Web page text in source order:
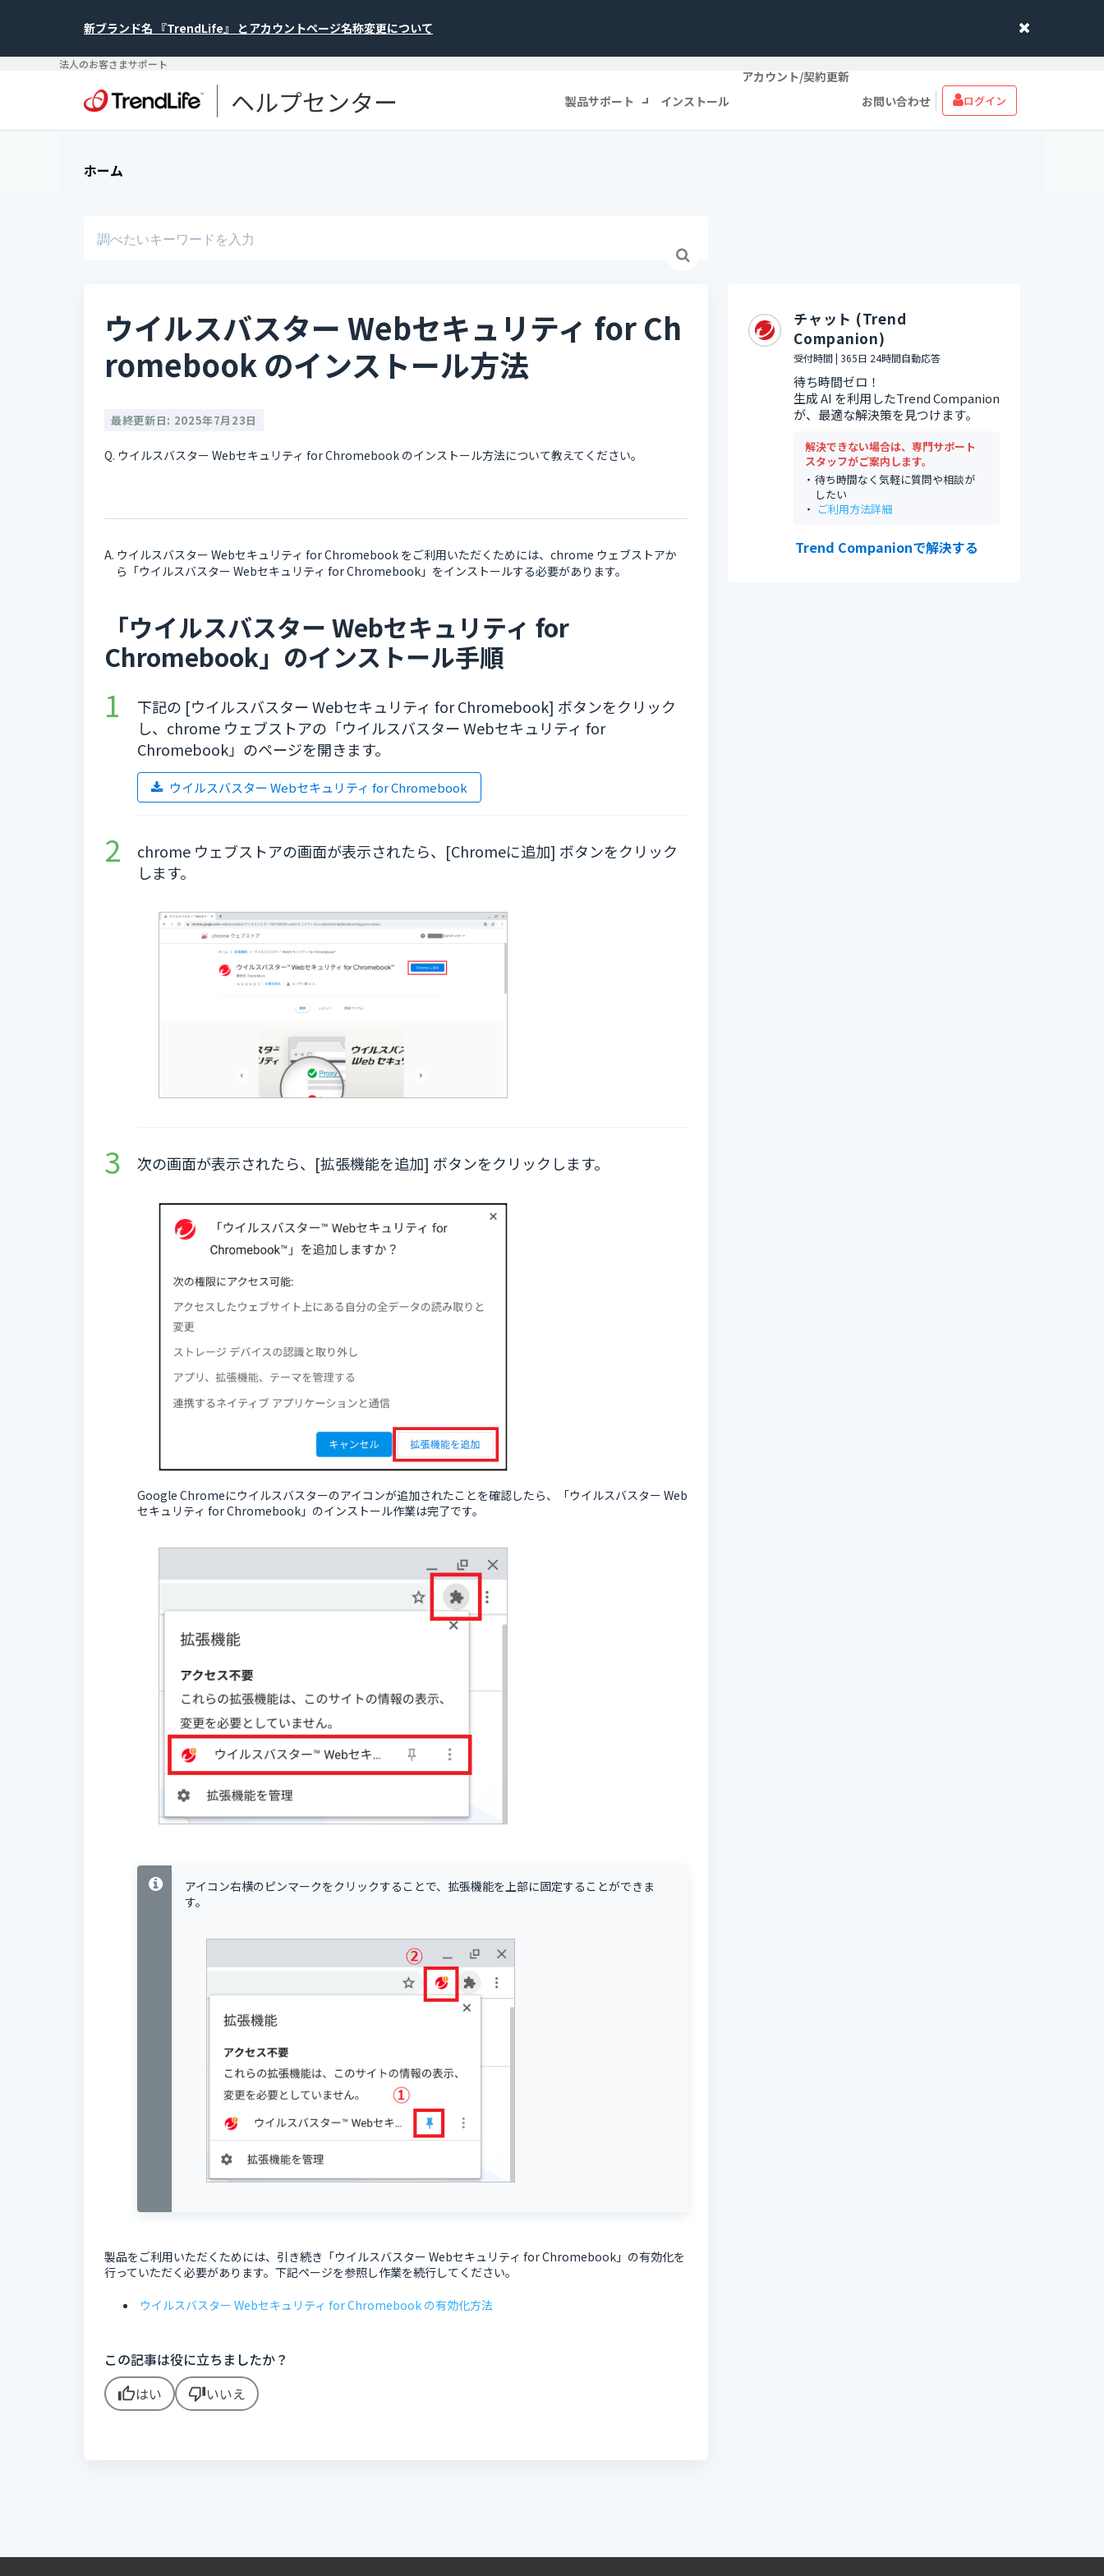
新ブランド名 『TrendLife』 とアカウントページ名称変更について
法人のお客さまサポート
ヘルプセンター 製品サポート インストール
アカウント/契約更新
お問い合わせ
ログイン
ホーム
ウイルスバスター Webセキュリティ for Ch
romebook のインストール方法
最終更新日: 2025年7月23日
Q. ウイルスバスター Webセキュリティ for Chromebook のインストール方法について教えてください。
A. ウイルスバスター Webセキュリティ for Chromebook をご利用いただくためには、chrome ウェブストアか
ら「ウイルスバスター Webセキュリティ for Chromebook」をインストールする必要があります。
「ウイルスバスター Webセキュリティ for
Chromebook」のインストール手順
下記の [ウイルスバスター Webセキュリティ for Chromebook] ボタンをクリック
し、chrome ウェブストアの「ウイルスバスター Webセキュリティ for
Chromebook」のページを開きます。
ウイルスバスター Webセキュリティ for Chromebook
chrome ウェブストアの画面が表示されたら、[Chromeに追加] ボタンをクリック
します。
次の画面が表示されたら、[拡張機能を追加] ボタンをクリックします。
Google Chromeにウイルスバスターのアイコンが追加されたことを確認したら、「ウイルスバスター Web
セキュリティ for Chromebook」のインストール作業は完了です。
アイコン右横のピンマークをクリックすることで、拡張機能を上部に固定することができま
す。
製品をご利用いただくためには、引き続き「ウイルスバスター Webセキュリティ for Chromebook」の有効化を
行っていただく必要があります。下記ページを参照し作業を続行してください。
ウイルスバスター Webセキュリティ for Chromebook の有効化方法
この記事は役に立ちましたか？
thumb_upはい thumb_downいいえ
チャット (Trend
Companion)
受付時間 | 365日 24時間自動応答
待ち時間ゼロ！
生成 AI を利用したTrend Companion
が、最適な解決策を見つけます。
解決できない場合は、専門サポート
スタッフがご案内します。
待ち時間なく気軽に質問や相談が
したい
ご利用方法詳細
Trend Companionで解決する